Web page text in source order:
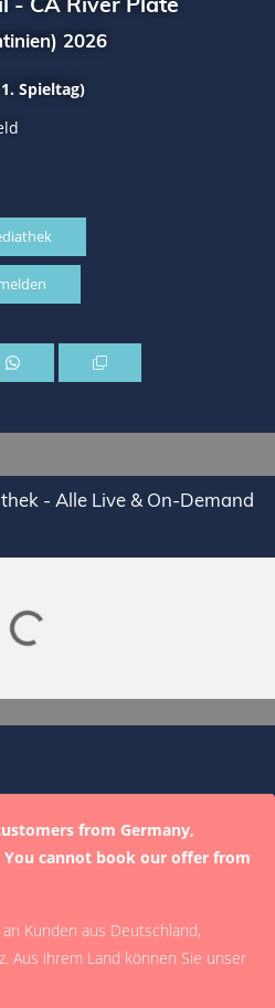
2026
Spieltag)
- Alle Live & On-Demand
Lade SPORTDIGITAL+ Mediathekfrom Germany,
cannot book our offer from
Kunden aus Deutschland,
Aus ihrem Land können Sie unser